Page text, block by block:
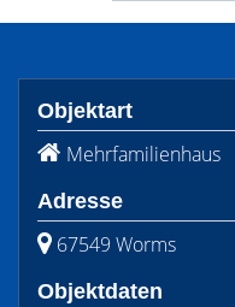
Objektart
Mehrfamilienhaus
Adresse
67549 Worms
Objektdaten